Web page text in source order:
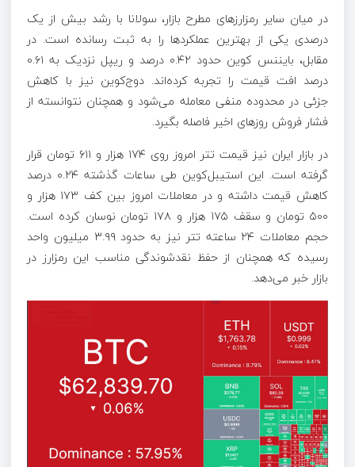
در میان سایر رمزارزهای مطرح بازار، سولانا با رشد بیش از یک
درصدی یکی از بهترین عملکردها را به ثبت رسانده است. در
مقابل، بایننس کوین حدود ۰.۴۲ درصد و ریپل نزدیک به ۰.۶۱
درصد افت قیمت را تجربه کرده‌اند. دوج‌کوین نیز با کاهش
جزئی در محدوده منفی معامله می‌شود و همچنان نتوانسته از
فشار فروش روزهای اخیر فاصله بگیرد.
در بازار ایران نیز قیمت تتر امروز روی ۱۷۴ هزار و ۶۱۱ تومان قرار
گرفته است. این استیبل‌کوین طی ساعات گذشته ۰.۲۴ درصد
کاهش قیمت داشته و در معاملات امروز بین کف ۱۷۳ هزار و
۵۰۰ تومان و سقف ۱۷۵ هزار و ۱۷۸ تومان نوسان کرده است.
حجم معاملات ۲۴ ساعته تتر نیز به حدود ۳.۹۹ میلیون واحد
رسیده که همچنان از حفظ نقدشوندگی مناسب این رمزارز در
بازار خبر می‌دهد.